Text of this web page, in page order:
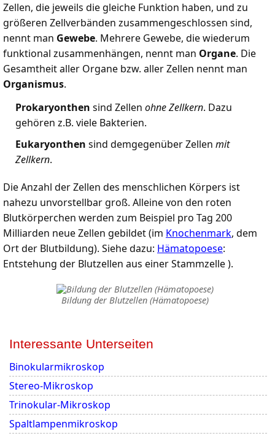
Zellen, die jeweils die gleiche Funktion haben, und zu
größeren Zellverbänden zusammengeschlossen sind,
nennt man Gewebe. Mehrere Gewebe, die wiederum
funktional zusammenhängen, nennt man Organe. Die
Gesamtheit aller Organe bzw. aller Zellen nennt man
Organismus.
Prokaryonthen sind Zellen ohne Zellkern. Dazu
gehören z.B. viele Bakterien.
Eukaryonthen sind demgegenüber Zellen mit
Zellkern.
Die Anzahl der Zellen des menschlichen Körpers ist
nahezu unvorstellbar groß. Alleine von den roten
Blutkörperchen werden zum Beispiel pro Tag 200
Milliarden neue Zellen gebildet (im Knochenmark, dem
Ort der Blutbildung). Siehe dazu: Hämatopoese:
Entstehung der Blutzellen aus einer Stammzelle ).
Bildung der Blutzellen (Hämatopoese)
Interessante Unterseiten
Binokularmikroskop
Stereo-Mikroskop
Trinokular-Mikroskop
Spaltlampenmikroskop